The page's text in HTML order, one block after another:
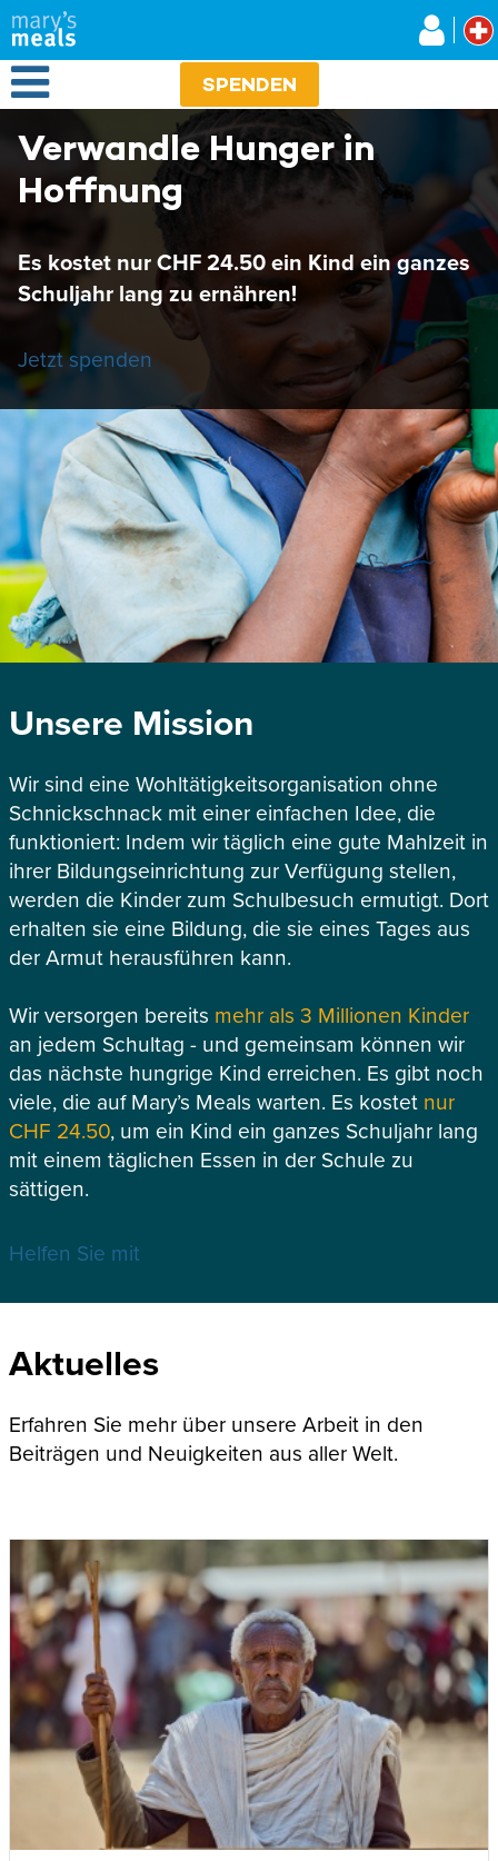
Direkt
zum
Inhalt
Open Menu SPENDEN
Verwandle Hunger in
Hoffnung
Es kostet nur CHF 24.50 ein Kind ein ganzes
Schuljahr lang zu ernähren!
Jetzt spenden
Unsere Mission
Wir sind eine Wohltätigkeitsorganisation ohne
Schnickschnack mit einer einfachen Idee, die
funktioniert: Indem wir täglich eine gute Mahlzeit in
ihrer Bildungseinrichtung zur Verfügung stellen,
werden die Kinder zum Schulbesuch ermutigt. Dort
erhalten sie eine Bildung, die sie eines Tages aus
der Armut herausführen kann.
Wir versorgen bereits mehr als 3 Millionen Kinder
an jedem Schultag - und gemeinsam können wir
das nächste hungrige Kind erreichen. Es gibt noch
viele, die auf Mary’s Meals warten. Es kostet nur
CHF 24.50, um ein Kind ein ganzes Schuljahr lang
mit einem täglichen Essen in der Schule zu
sättigen.
Helfen Sie mit
Aktuelles
Erfahren Sie mehr über unsere Arbeit in den
Beiträgen und Neuigkeiten aus aller Welt.